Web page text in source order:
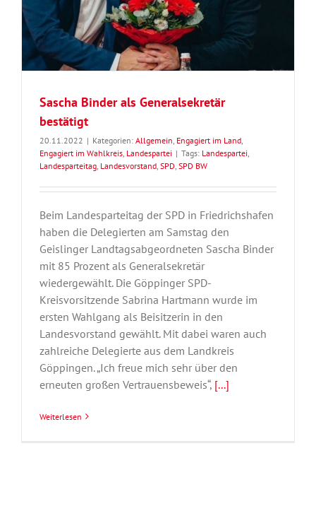
Sascha Binder als Generalsekretär
bestätigt
20.11.2022 | Kategorien: Allgemein Engagiert im Land
Engagiert im Wahlkreis Landespartei | Tags: Landespartei
Landesparteitag Landesvorstand SPD SPD BW
Beim Landesparteitag der SPD in Friedrichshafen
haben die Delegierten am Samstag den
Geislinger Landtagsabgeordneten Sascha Binder
mit 85 Prozent als Generalsekretär
wiedergewählt. Die Göppinger SPD-
Kreisvorsitzende Sabrina Hartmann wurde im
ersten Wahlgang als Beisitzerin in den
Landesvorstand gewählt. Mit dabei waren auch
zahlreiche Delegierte aus dem Landkreis
Göppingen. „Ich freue mich sehr über den
erneuten großen Vertrauensbeweis“, [...]
Weiterlesen